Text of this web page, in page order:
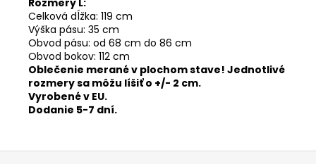
Rozmery L:
Celková dĺžka: 119 cm
Výška pásu: 35 cm
Obvod pásu: od 68 cm do 86 cm
Obvod bokov: 112 cm
Oblečenie merané v plochom stave! Jednotlivé
rozmery sa môžu líšiť o +/- 2 cm.
Vyrobené v EU.
Dodanie 5-7 dní.